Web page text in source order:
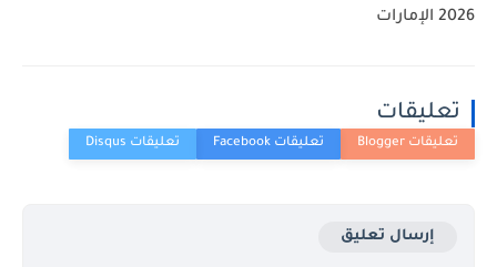
2026 الإمارات
تعليقات
إرسال تعليق